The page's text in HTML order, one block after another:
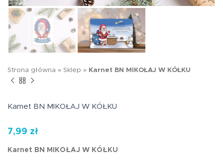
Strona główna » Sklep » Karnet BN MIKOŁAJ W KÓŁKU
Karnet BN MIKOŁAJ W KÓŁKU
7,99 zł
Karnet BN MIKOŁAJ W KÓŁKU